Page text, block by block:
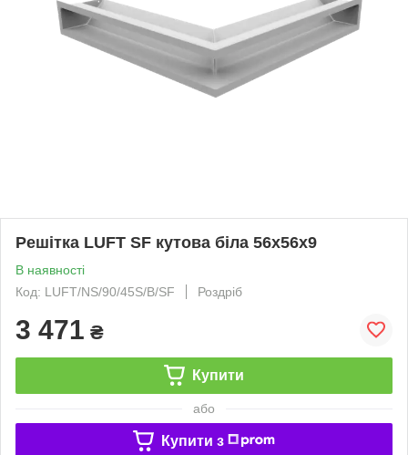
Решітка LUFT SF кутова біла 56x56x9
В наявності
Код: LUFT/NS/90/45S/B/SF
Роздріб
3 471 ₴
Купити
або
Купити з